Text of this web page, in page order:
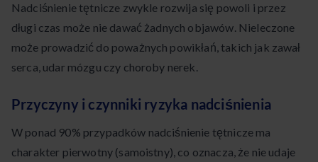
Nadciśnienie tętnicze zwykle rozwija się powoli i przez
długi czas może nie dawać żadnych objawów. Nieleczone
może prowadzić do poważnych powikłań, takich jak zawał
serca, udar mózgu czy choroby nerek.
Przyczyny i czynniki ryzyka nadciśnienia
W ponad 90% przypadków nadciśnienie tętnicze ma
charakter pierwotny (samoistny), co oznacza, że nie udaje